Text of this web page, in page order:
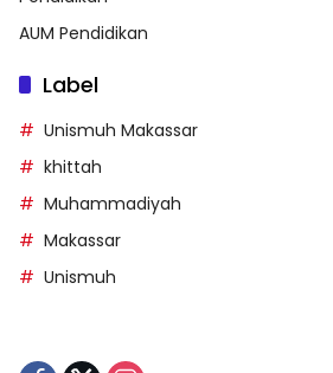
AUM Pendidikan
Label
Unismuh Makassar
khittah
Muhammadiyah
Makassar
Unismuh